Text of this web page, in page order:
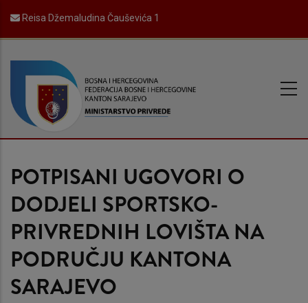
main
content
Reisa Džemaludina Čauševića 1
POTPISANI UGOVORI O
DODJELI SPORTSKO-
PRIVREDNIH LOVIŠTA NA
PODRUČJU KANTONA
SARAJEVO